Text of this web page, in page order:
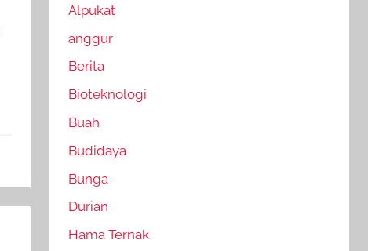
Alpukat
anggur
Berita
Bioteknologi
Buah
Budidaya
Bunga
Durian
Hama Ternak